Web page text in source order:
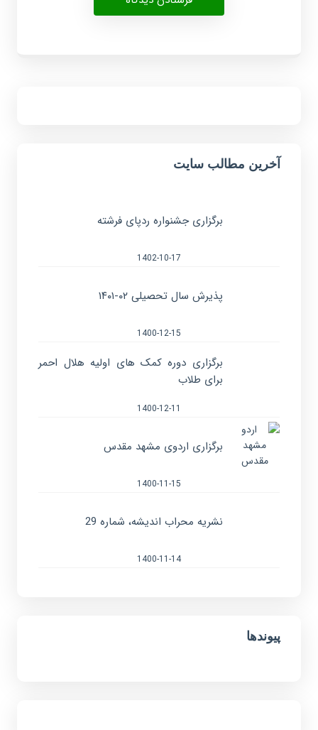
آخرین مطالب سایت
برگزاری جشنواره ردپای فرشته
1402-10-17
پذیرش سال تحصیلی ۰۲-۱۴۰۱
1400-12-15
برگزاری دوره کمک های اولیه هلال احمر
برای طلاب
1400-12-11
برگزاری اردوی مشهد مقدس
1400-11-15
نشریه محراب اندیشه، شماره 29
1400-11-14
پیوندها